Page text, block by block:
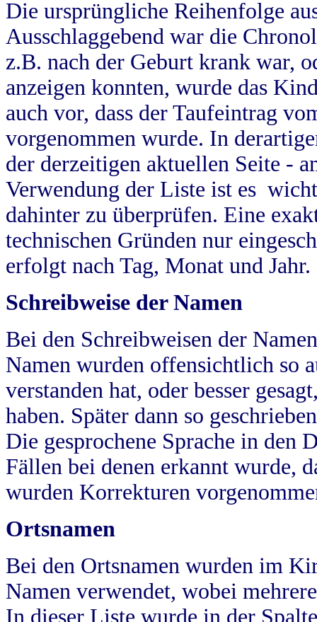
Die ursprüngliche Reihenfolge
Ausschlaggebend war die
z.B. nach der Geburt krank war,
anzeigen konnten, wurde das
auch vor, dass der Taufeintrag
vorgenommen wurde. In
der derzeitigen aktuellen Seite -
Verwendung der Liste ist es
dahinter zu überprüfen. Eine
technischen Gründen nur
erfolgt nach Tag, Monat und Jahr.
Schreibweise der Namen
Bei den Schreibweisen der
Namen wurden offensichtlich so
verstanden hat, oder besser
haben. Später dann so
Die gesprochene Sprache in
Fällen bei denen erkannt wurde,
wurden Korrekturen
Ortsnamen
Bei den Ortsnamen wurden im
Namen verwendet, wobei
In dieser Liste wurde in der